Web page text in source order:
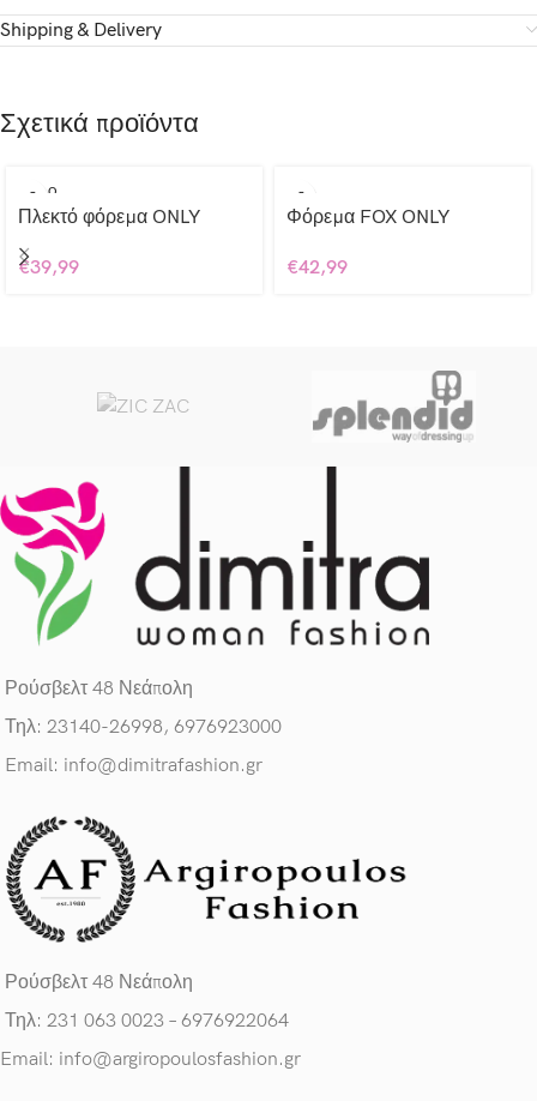
Shipping & Delivery
Σχετικά προϊόντα
SOLD O
UT
Πλεκτό φόρεμα ONLY
€39,99
Φόρεμα FOX ONLY
€42,99
Ρούσβελτ 48 Νεάπολη
Τηλ: 23140-26998, 6976923000
Email: info@dimitrafashion.gr
Ρούσβελτ 48 Νεάπολη
Τηλ: 231 063 0023 – 6976922064
Email: info@argiropoulosfashion.gr